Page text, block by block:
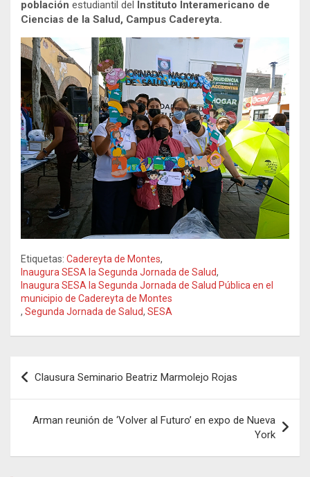
población estudiantil del Instituto Interamericano de
Ciencias de la Salud, Campus Cadereyta.
Etiquetas: Cadereyta de Montes,
Inaugura SESA la Segunda Jornada de Salud,
Inaugura SESA la Segunda Jornada de Salud Pública en el
municipio de Cadereyta de Montes
, Segunda Jornada de Salud, SESA
Navegación
de
entradas
Clausura Seminario Beatriz Marmolejo Rojas
Arman reunión de ‘Volver al Futuro’ en expo de Nueva
York